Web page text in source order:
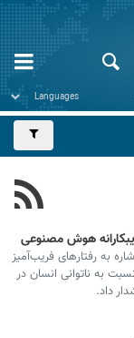
هوش مصنوعی
به رفتارهای فریب‌آمیز
به ناتوانی انسان در
داد.